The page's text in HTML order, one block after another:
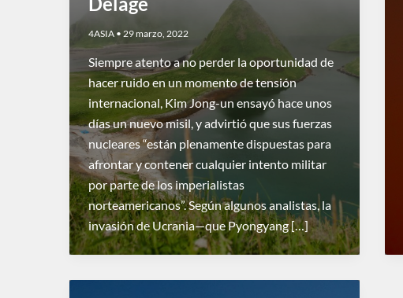
4ASIA • 29 marzo, 2022
Siempre atento a no perder la oportunidad de
hacer ruido en un momento de tensión
internacional, Kim Jong-un ensayó hace unos
días un nuevo misil, y advirtió que sus fuerzas
nucleares “están plenamente dispuestas para
afrontar y contener cualquier intento militar
por parte de los imperialistas
norteamericanos”. Según algunos analistas, la
invasión de Ucrania—que Pyongyang […]